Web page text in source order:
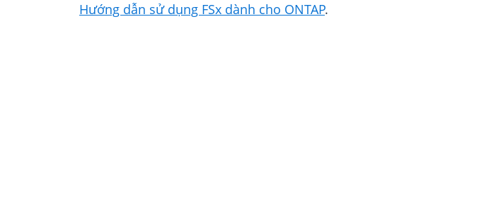
Hướng dẫn sử dụng FSx dành cho ONTAP.